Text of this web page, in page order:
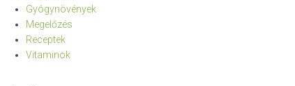
Gyógynövények
Megelőzés
Receptek
Vitaminok